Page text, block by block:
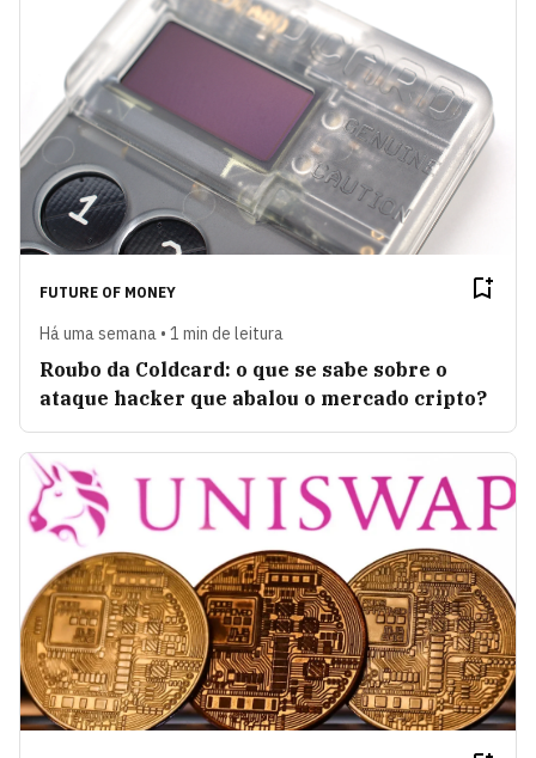
FUTURE OF MONEY
Há uma semana • 1 min de leitura
Roubo da Coldcard: o que se sabe sobre o
ataque hacker que abalou o mercado cripto?